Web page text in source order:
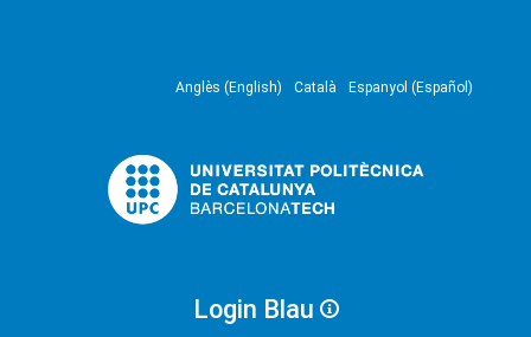
Anglès (English) Català Espanyol (Español)
Login Blau